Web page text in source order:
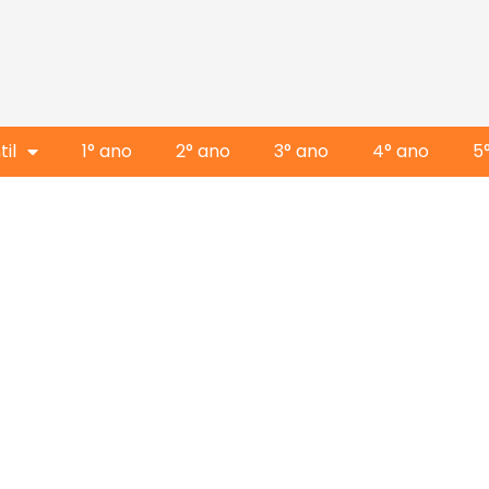
1° ano 2° ano 3° ano 4° ano